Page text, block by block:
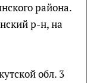
района.
р-н, на
обл. 3